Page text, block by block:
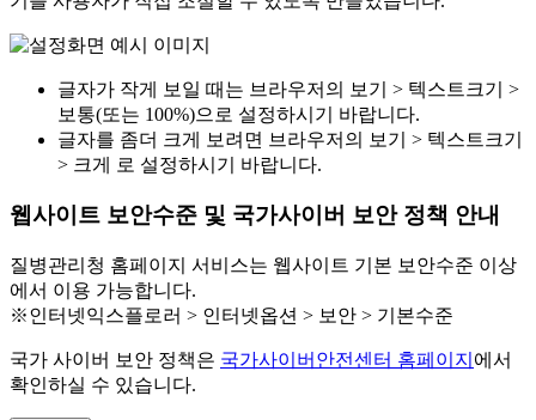
글자가 작게 보일 때는 브라우저의 보기 > 텍스트크기 >
보통(또는 100%)으로 설정하시기 바랍니다.
글자를 좀더 크게 보려면 브라우저의 보기 > 텍스트크기
> 크게 로 설정하시기 바랍니다.
웹사이트 보안수준 및 국가사이버 보안 정책 안내
질병관리청 홈페이지 서비스는 웹사이트 기본 보안수준 이상
에서 이용 가능합니다.
※인터넷익스플로러 > 인터넷옵션 > 보안 > 기본수준
국가 사이버 보안 정책은 국가사이버안전센터 홈페이지 에서
확인하실 수 있습니다.